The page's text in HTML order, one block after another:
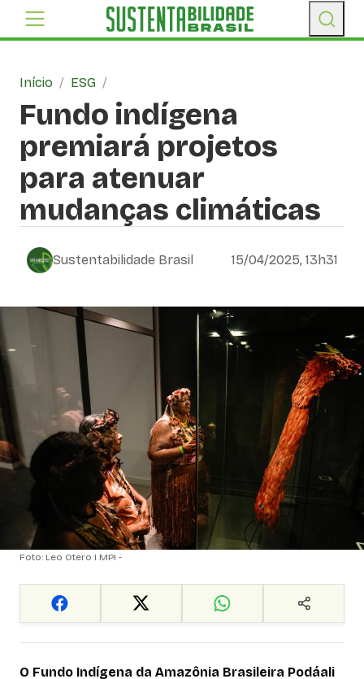
Início / ESG /
Fundo indígena
premiará projetos
para atenuar
mudanças climáticas
Sustentabilidade Brasil 15/04/2025, 13h31
Foto: Leo Otero I MPI -
O Fundo Indígena da Amazônia Brasileira Podáali